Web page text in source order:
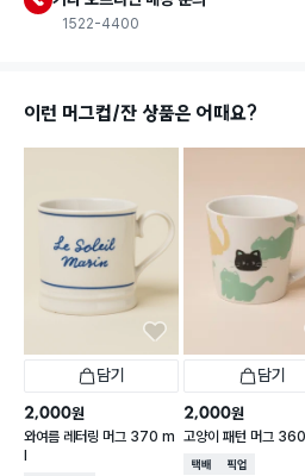
1522-4400
이런 머그컵/잔 상품은 어때요?
담기
2,000원
와여름 레터링 머그 370 m
l
담기
2,000원
고양이 패턴 머그
택배배송매장픽업